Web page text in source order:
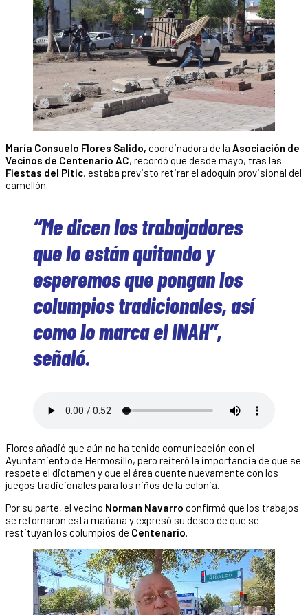
María Consuelo Flores Salido, coordinadora de la Asociación de
Vecinos de Centenario AC, recordó que desde mayo, tras las
Fiestas del Pitic, estaba previsto retirar el adoquín provisional del
camellón.
“Me dicen los trabajadores
que lo están quitando y
esperemos que pongan los
columpios tradicionales, así
como lo marca el INAH”,
señaló.
Flores añadió que aún no ha tenido comunicación con el
Ayuntamiento de Hermosillo, pero reiteró la importancia de que se
respete el dictamen y que el área cuente nuevamente con los
juegos tradicionales para los niños de la colonia.
Por su parte, el vecino Norman Navarro confirmó que los trabajos
se retomaron esta mañana y expresó su deseo de que se
restituyan los columpios de Centenario.